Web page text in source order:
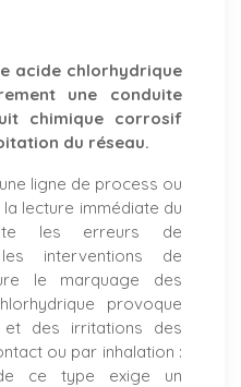
acide chlorhydrique
une conduite
chimique corrosif
du réseau.
ligne de process ou
lecture immédiate du
les erreurs de
interventions de
le marquage des
provoque
et des irritations des
ou par inhalation :
ce type exige un